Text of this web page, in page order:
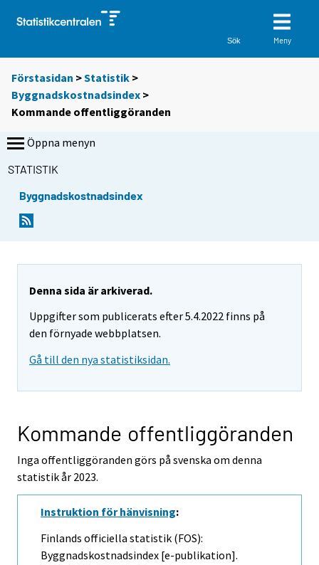
Sök Meny
Förstasidan >Statistik >
Byggnadskostnadsindex >
Kommande offentliggöranden
Öppna menyn
STATISTIK
Byggnadskostnadsindex
Denna sida är arkiverad.
Uppgifter som publicerats efter 5.4.2022 finns på
den förnyade webbplatsen.
Gå till den nya statistiksidan.
Kommande offentliggöranden
Inga offentliggöranden görs på svenska om denna
statistik år 2023.
Instruktion för hänvisning:
Finlands officiella statistik (FOS):
Byggnadskostnadsindex [e-publikation].